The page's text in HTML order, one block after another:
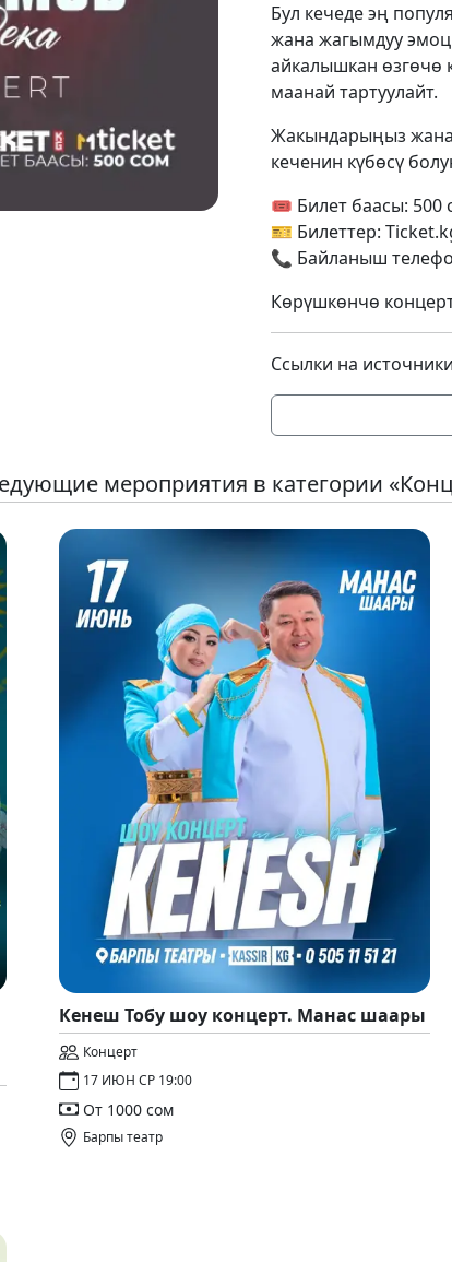
Бул кечеде эң
жана жагымдуу
айкалышкан өзгөчө
маанай тартуулайт.
Жакындарыңыз жана
кеченин күбөсү
🎟 Билет баасы: 500
🎫 Билеттер:
📞 Байланыш
Көрүшкөнчө
Ссылки на
мероприятия в категории
Кенеш Тобу шоу концерт. Манас шаары
Концерт
17 ИЮН СР 19:00
От 1000 сом
Барпы театр